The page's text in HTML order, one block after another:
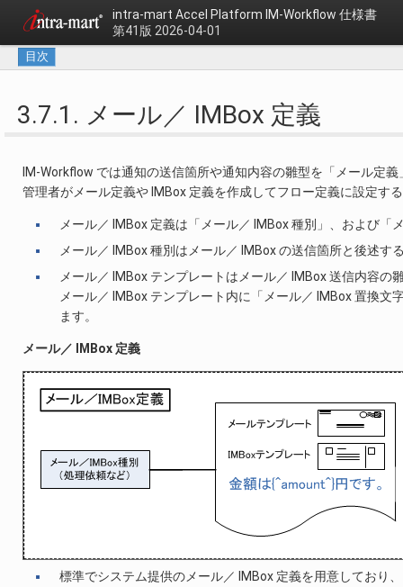
intra-mart Accel Platform IM-Workflow 仕様書
第41版 2026-04-01
目次
3.7.1. メール／ IMBox 定義
IM-Workflow では通知の送信箇所や通知内容の雛型を「メール定
管理者がメール定義や IMBox 定義を作成してフロー定義に設定す
メール／ IMBox 定義は「メール／ IMBox 種別」、および「
メール／ IMBox 種別はメール／ IMBox の送信箇所と後述
メール／ IMBox テンプレートはメール／ IMBox 送信内容の
メール／ IMBox テンプレート内に「メール／ IMBox 置換
ます。
メール／ IMBox 定義
標準でシステム提供のメール／ IMBox 定義を用意しており